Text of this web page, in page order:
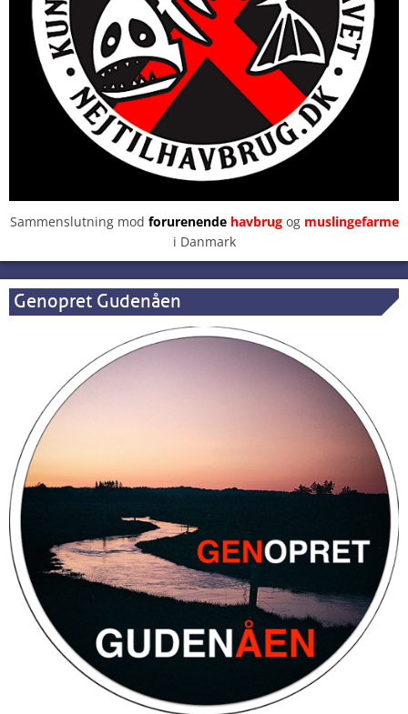
Sammenslutning mod forurenendehavbrugog muslingefarme
i Danmark
Genopret Gudenåen